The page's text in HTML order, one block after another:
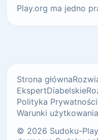
Play.org ma jedno
Strona główna
EkspertDiabelskie
Polityka Prywatności
Warunki użytkowania
© 2026 Sudoku-